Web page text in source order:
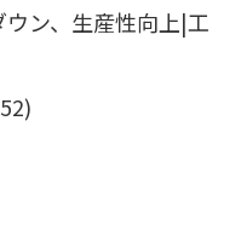
ン、生産性向上|工